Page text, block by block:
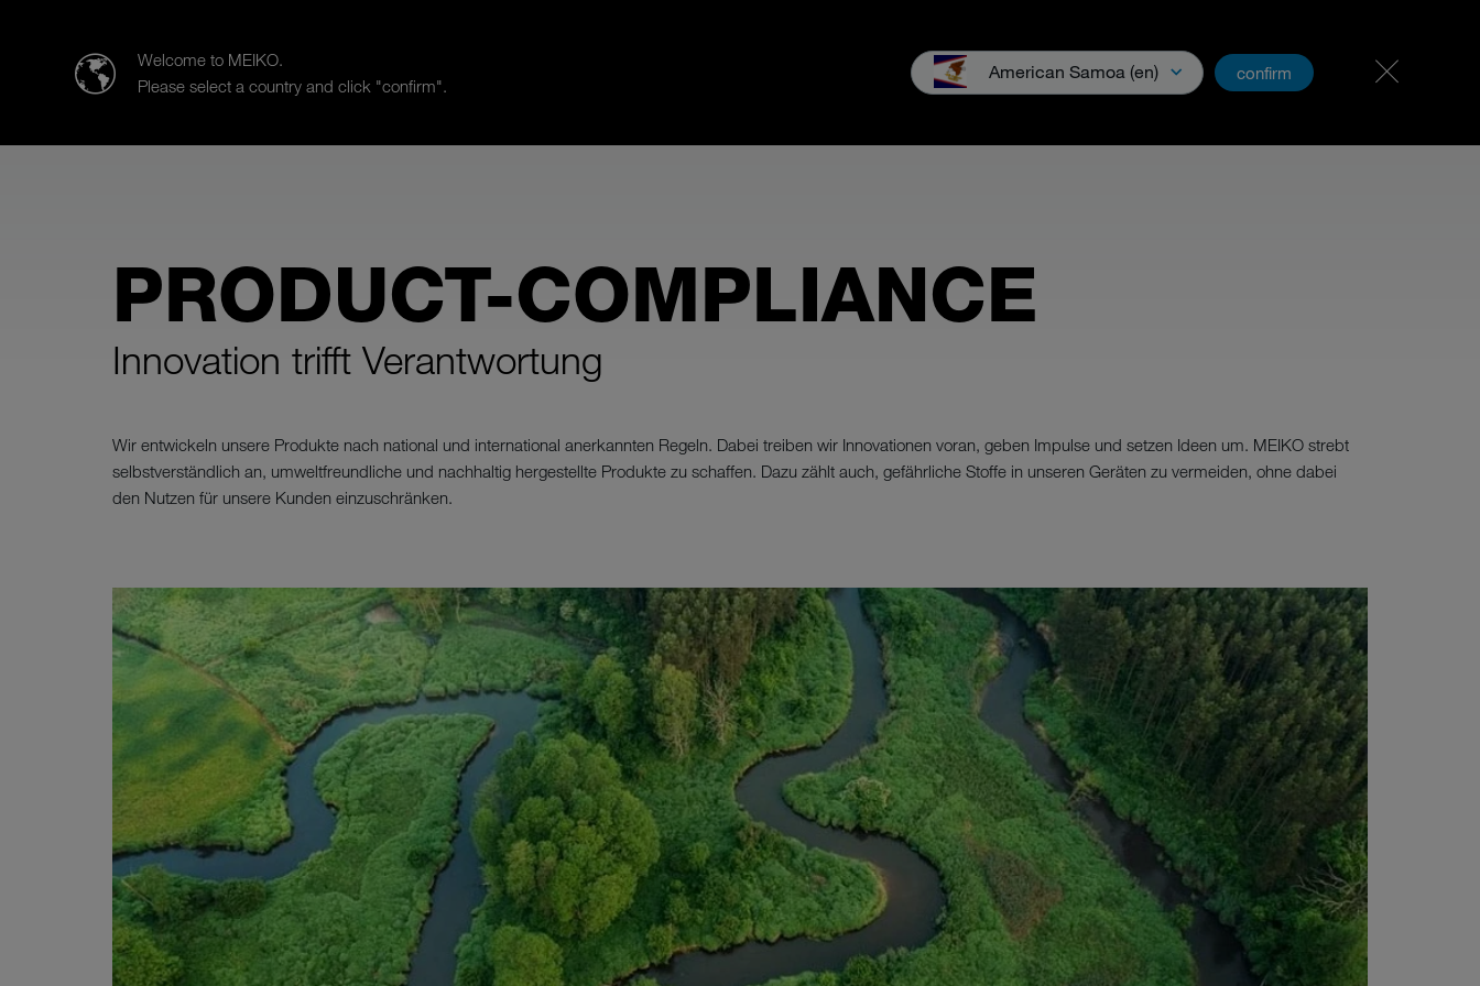
Welcome to MEIKO.
Please select a country and click "confirm".
American Samoa (en) confirm
PRODUCT-COMPLIANCE
Innovation trifft Verantwortung
Wir entwickeln unsere Produkte nach national und international anerkannten Regeln. Dabei treiben wir Innovationen voran, geben Impulse und setzen Ideen um. MEIKO strebt
selbstverständlich an, umweltfreundliche und nachhaltig hergestellte Produkte zu schaffen. Dazu zählt auch, gefährliche Stoffe in unseren Geräten zu vermeiden, ohne dabei
den Nutzen für unsere Kunden einzuschränken.